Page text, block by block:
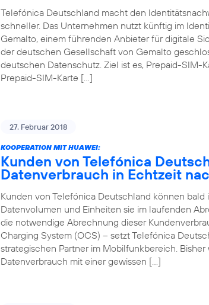
Telefónica Deutschland macht den
schneller. Das Unternehmen nutzt künftig im
Gemalto, einem führenden Anbieter für digitale
der deutschen Gesellschaft von Gemalto
deutschen Datenschutz. Ziel ist es, Prepaid-SIM-
Prepaid-SIM-Karte […]
27. Februar 2018
KOOPERATION MIT HUAWEI:
Kunden von Telefónica
Datenverbrauch in Echtzeit
Kunden von Telefónica Deutschland können
Datenvolumen und Einheiten sie im laufenden
die notwendige Abrechnung dieser
Charging System (OCS) – setzt Telefónica
strategischen Partner im Mobilfunkbereich.
Datenverbrauch mit einer gewissen […]